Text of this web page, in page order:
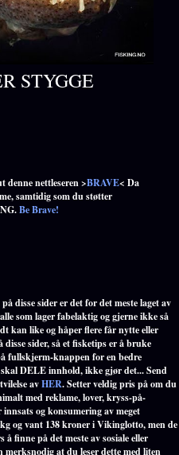
STYGGE
denne nettleseren >BRAVE< Da
samtidig som du støtter
Be Brave!
disse sider er det for det meste laget av
som lager fabelaktig og gjerne ikke så
kan like og håper flere får nytte eller
disse sider, så et fisketips er å bruke
fullskjerm-knappen for en bedre
DELE innhold, ikke gjør det... Send
avHER. Setter veldig pris på om du
med reklame, lover, kryss-på-
og konsumering av meget
og vant 138 kroner i Vikinglotto, men de
finne på det meste av sosiale eller
at du leser dette med liten